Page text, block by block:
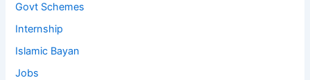
Govt Schemes
Internship
Islamic Bayan
Jobs